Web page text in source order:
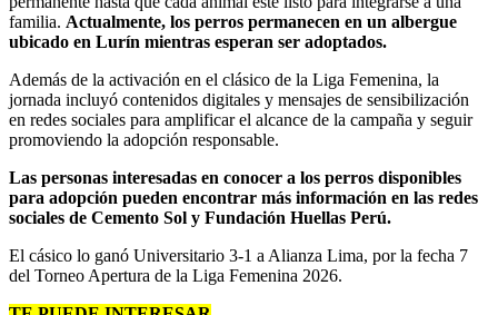
familia. Actualmente, los perros permanecen en un albergue
ubicado en Lurín mientras esperan ser adoptados.
Además de la activación en el clásico de la Liga Femenina, la
jornada incluyó contenidos digitales y mensajes de sensibilización
en redes sociales para amplificar el alcance de la campaña y seguir
promoviendo la adopción responsable.
Las personas interesadas en conocer a los perros disponibles
para adopción pueden encontrar más información en las redes
sociales de Cemento Sol y Fundación Huellas Perú.
El cásico lo ganó Universitario 3-1 a Alianza Lima, por la fecha 7
del Torneo Apertura de la Liga Femenina 2026.